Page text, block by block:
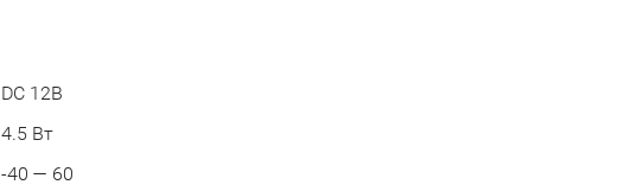
DC 12В
4.5 Вт
-40 — 60